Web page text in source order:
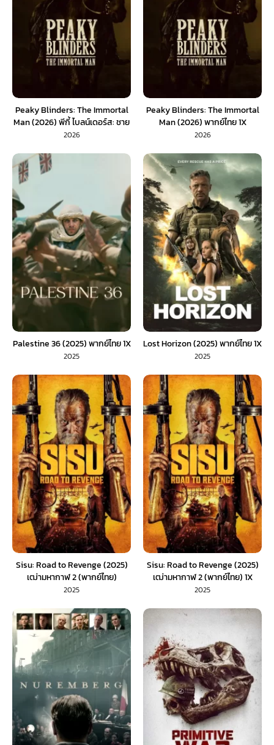
Peaky Blinders: The Immortal
Man (2026) พีกี้ ไบลน์เดอร์ส: ชาย
ผู้เป็นอมตะ (พากย์ไทย)
2026
Peaky Blinders: The Immortal
Man (2026) พากย์ไทย 1X
2026
Palestine 36 (2025) พากย์ไทย 1X
2025
Lost Horizon (2025) พากย์ไทย 1X
2025
Sisu: Road to Revenge (2025)
เฒ่ามหากาฬ 2 (พากย์ไทย)
2025
Sisu: Road to Revenge (2025)
เฒ่ามหากาฬ 2 (พากย์ไทย) 1X
2025